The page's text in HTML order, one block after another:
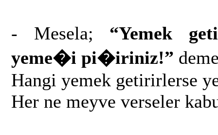
- Mesela; “Yemek
yeme�i pi�iriniz!”
Hangi yemek getirirlerse
Her ne meyve verseler